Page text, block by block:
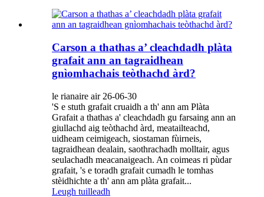
Carson a thathas a’ cleachdadh plàta
grafait ann an tagraidhean
gnìomhachais teòthachd àrd?
le rianaire air 26-06-30
'S e stuth grafait cruaidh a th' ann am Plàta
Grafait a thathas a' cleachdadh gu farsaing ann an
giullachd aig teòthachd àrd, meatailteachd,
uidheam ceimigeach, siostaman fùirneis,
tagraidhean dealain, saothrachadh molltair, agus
seulachadh meacanaigeach. An coimeas ri pùdar
grafait, 's e toradh grafait cumadh le tomhas
stèidhichte a th' ann am plàta grafait...
Leugh tuilleadh